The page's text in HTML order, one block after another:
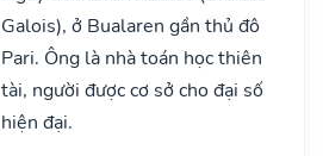
Galois), ở Bualaren gần thủ đô
Pari. Ông là nhà toán học thiên
tài, người được cơ sở cho đại số
hiện đại.